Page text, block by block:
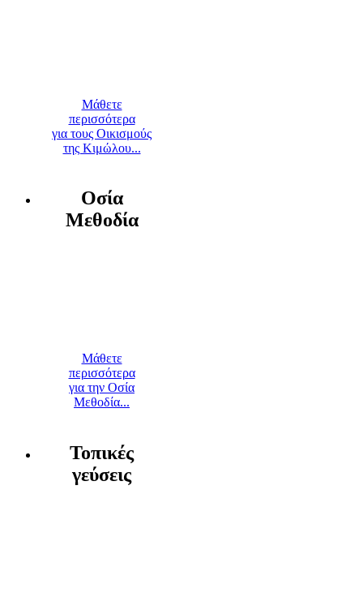
Μάθετε
περισσότερα
για τους Οικισμούς
της Κιμώλου...
Οσία
Μεθοδία
Μάθετε
περισσότερα
για την Οσία
Μεθοδία...
Τοπικές
γεύσεις